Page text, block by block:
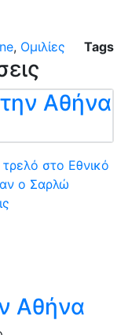
, Ομιλίες Tags
Αθήνα
τρελό στο Εθνικό
o Σαρλώ
Αθήνα